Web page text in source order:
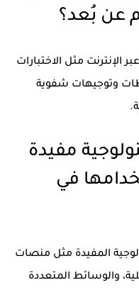
عن بُعد؟
مثل الاختبارات
وتوجيهات شفوية
مفيدة
في
المفيدة مثل منصات
والوسائط المتعددة